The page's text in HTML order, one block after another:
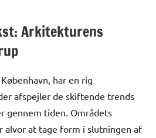
Arkitekturens
har en rig
afspejler de skiftende trends
gennem tiden. Områdets
at tage form i slutningen af